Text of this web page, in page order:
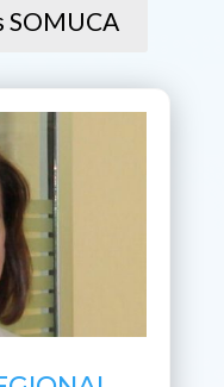
SOMUCA